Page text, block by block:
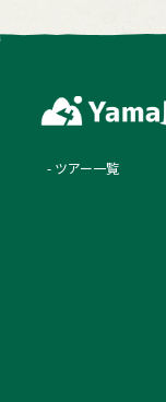
ツアー一覧